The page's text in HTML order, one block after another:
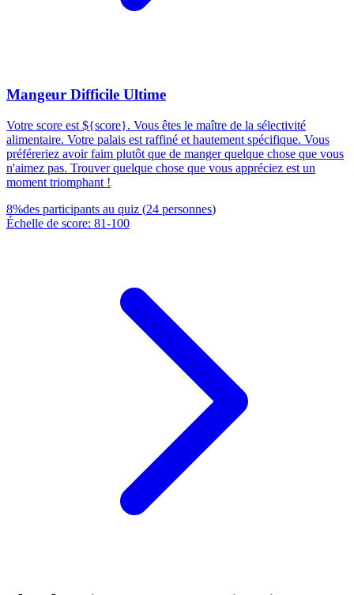
Mangeur Difficile Ultime
Votre score est ${score}. Vous êtes le maître de la sélectivité
alimentaire. Votre palais est raffiné et hautement spécifique. Vous
préféreriez avoir faim plutôt que de manger quelque chose que vous
n'aimez pas. Trouver quelque chose que vous appréciez est un
moment triomphant !
8%des participants au quiz (24 personnes)
Échelle de score: 81-100